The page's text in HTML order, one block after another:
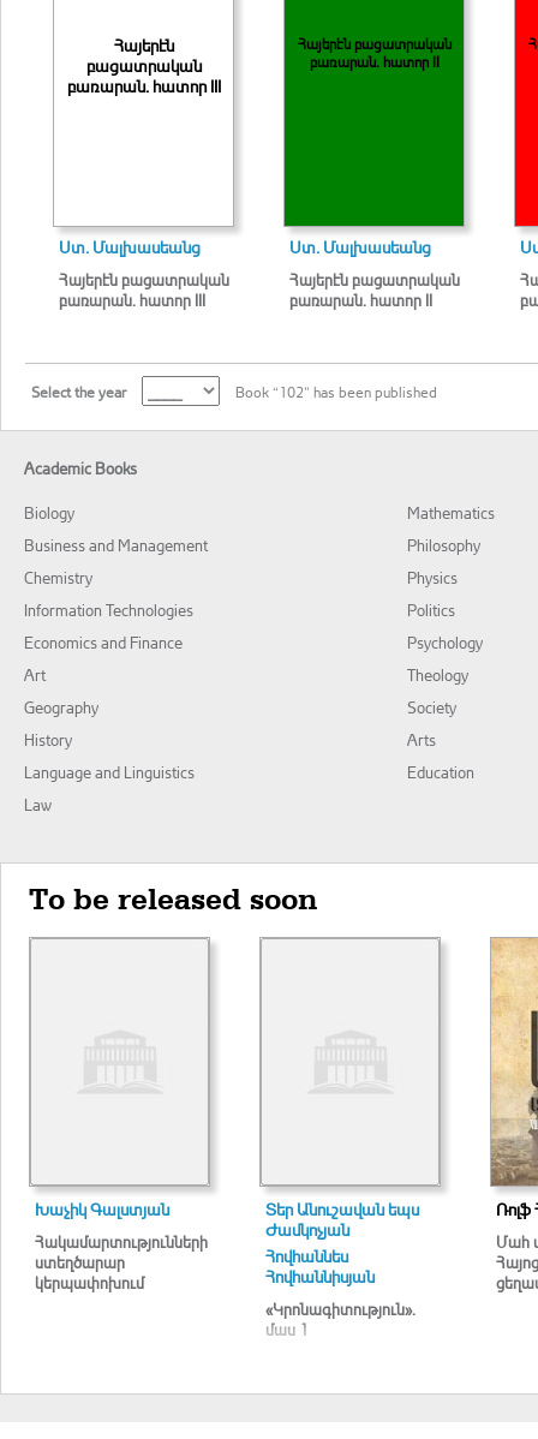
Հայերէն
բացատրական
բառարան. հատոր III
Ստ. Մալխասեանց
Հայերէն բացատրական
բառարան. հատոր III
Հայերէն բացատրական
բառարան. հատոր II
Ստ. Մալխասեանց
Հայերէն բացատրական
բառարան. հատոր II
Select the year Book “102” has been published
Academic Books
Biology
Business and Management
Chemistry
Information Technologies
Economics and Finance
Art
Geography
History
Language and Linguistics
Law
Mathematics
Philosophy
Physics
Politics
Psychology
Theology
Society
Arts
Education
To be released soon
Խաչիկ Գալստյան
Հակամարտությունների
ստեղծարար
կերպափոխում
Տեր Անուշավան եպս
Ժամկոչյան
Հովհաննես
Հովհաննիսյան
«Կրոնագիտություն».
մաս 1
Ռոլֆ
Մահ
Հայոց